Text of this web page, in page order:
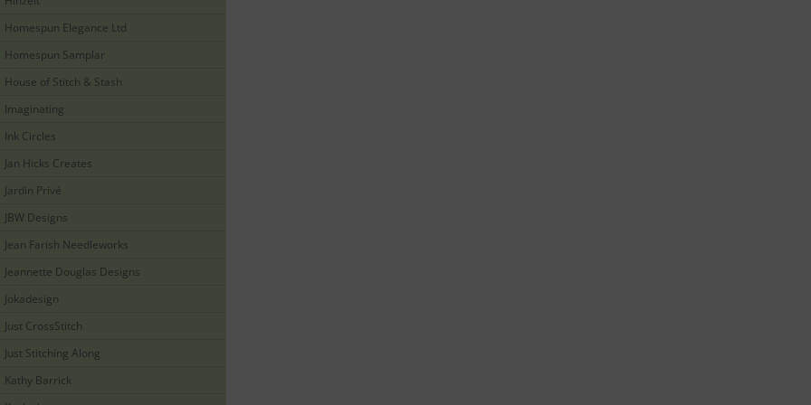
Homespun Elegance Ltd
Homespun Samplar
House of Stitch & Stash
Imaginating
Ink Circles
Jan Hicks Creates
Jardin Privé
JBW Designs
Jean Farish Needleworks
Jeannette Douglas Designs
Jokadesign
Just CrossStitch
Just Stitching Along
Kathy Barrick